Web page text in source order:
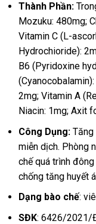
Thành Phần:
Mozuku: 480mg;
Vitamin C (L-
Hydrochioride):
B6 (Pyridoxine
2mg; Vitamin A
Niacin: 1mg; Axit
Công Dụng:
miễn dịch. Phòng
chế quá trình
chống tăng huyết
Dạng bào chế:
SĐK: 6426/2021/